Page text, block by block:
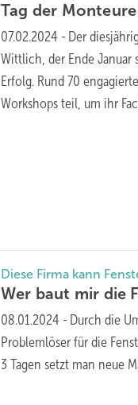
Tag der
07.02.2024 - Der
Wittlich, der Ende
Erfolg. Rund 70
Workshops teil, um ihr
Diese Firma kann
Wer baut mir die
08.01.2024 - Durch die
Problemlöser für die
3 Tagen setzt man neue